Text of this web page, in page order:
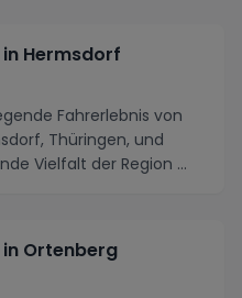
Hermsdorf
Fahrerlebnis von
Thüringen, und
Vielfalt der Region ...
Ortenberg